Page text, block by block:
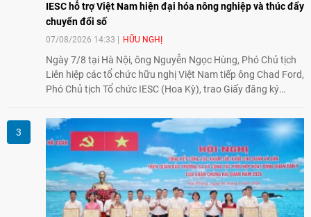
IESC hỗ trợ Việt Nam hiện đại hóa nông nghiệp và thúc đẩy
chuyển đổi số
07/08/2026 14:33 HỮU NGHỊ
Ngày 7/8 tại Hà Nội, ông Nguyễn Ngọc Hùng, Phó Chủ tịch
Liên hiệp các tổ chức hữu nghị Việt Nam tiếp ông Chad Ford,
Phó Chủ tịch Tổ chức IESC (Hoa Kỳ), trao Giấy đăng ký
đổi về định hướng triển khai Dự án "Mở rộng Thương mại
Nông nghiệp và An toàn thực phẩm Hoa Kỳ - Việt Nam",
hướng tới thúc đẩy chuyển đổi số, hiện đại hóa nông nghiệp
và mở rộng hợp tác phát triển giữa hai nước.